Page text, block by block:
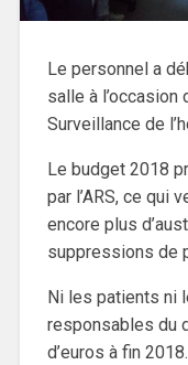
Le personnel a
salle à l’occasion
Surveillance de
Le budget 2018
par l’ARS, ce qui
encore plus
suppressions de
Ni les patients ni
responsables du
d’euros à fin 2018.